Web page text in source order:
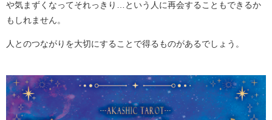
や気まずくなってそれっきり…という人に再会することもできるか
もしれません。
人とのつながりを大切にすることで得るものがあるでしょう。